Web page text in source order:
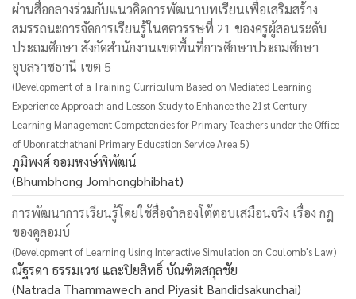
ผ่านสื่อกลางร่วมกับแนวคิดการพัฒนาบทเรียนเพื่อเสริมสร้าง
สมรรถนะการจัดการเรียนรู้ในศตวรรษที่ 21 ของครูผู้สอนระดับ
ประถมศึกษา สังกัดสำนักงานเขตพื้นที่การศึกษาประถมศึกษา
อุบลราชธานี เขต 5
(Development of a Training Curriculum Based on Mediated Learning
Experience Approach and Lesson Study to Enhance the 21st Century
Learning Management Competencies for Primary Teachers under the Office
of Ubonratchathani Primary Education Service Area 5)
ภูมิพงศ์ จอมหงษ์พิพัฒน์
(Bhumbhong Jomhongbhibhat)
การพัฒนาการเรียนรู้โดยใช้สื่อจําลองโต้ตอบเสมือนจริง เรื่อง กฎ
ของคูลอมบ์
(Development of Learning Using Interactive Simulation on Coulomb's Law)
ณัฐรดา ธรรมเวช และปิยสิทธิ์ บัณฑิตสกุลชัย
(Natrada Thammawech and Piyasit Bandidsakunchai)